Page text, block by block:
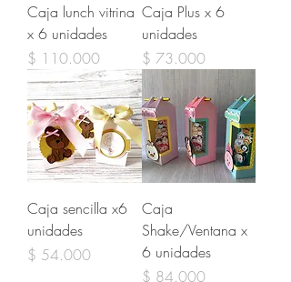
Caja lunch vitrina
x 6 unidades
Precio
$ 110.000
Caja Plus x 6
unidades
Precio
$ 73.000
Caja sencilla x6
unidades
Precio
$ 54.000
Caja
Shake/Ventana x
6 unidades
Precio
$ 84.000